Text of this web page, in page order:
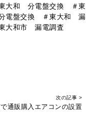
大和 分電盤交換 ＃東
電盤交換 ＃東大和 漏
大和市 漏電調査
次の記事 >
通販購入エアコンの設置